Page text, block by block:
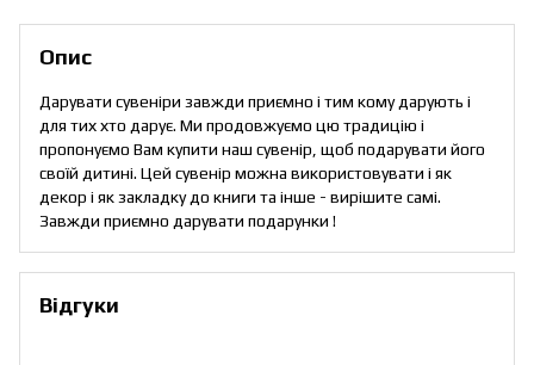
Опис
Дарувати сувеніри завжди приємно і тим кому дарують і
для тих хто дарує. Ми продовжуємо цю традицію і
пропонуємо Вам купити наш сувенір, щоб подарувати його
своїй дитині. Цей сувенір можна використовувати і як
декор і як закладку до книги та інше - вирішите самі.
Завжди приємно дарувати подарунки !
Відгуки